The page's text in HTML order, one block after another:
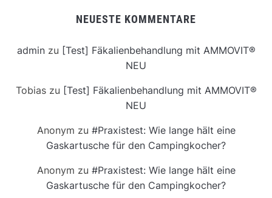
NEUESTE KOMMENTARE
adminzu [Test] Fäkalienbehandlung mit AMMOVIT®
NEU
Tobiaszu [Test] Fäkalienbehandlung mit AMMOVIT®
NEU
Anonym zu #Praxistest: Wie lange hält eine
Gaskartusche für den Campingkocher?
Anonym zu #Praxistest: Wie lange hält eine
Gaskartusche für den Campingkocher?